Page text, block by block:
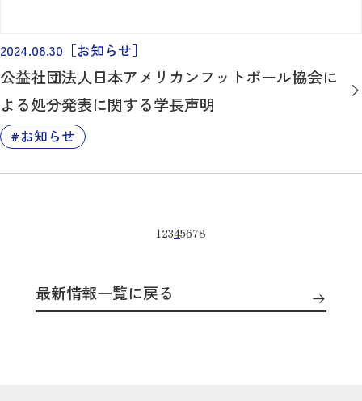
2024.08.30 ［お知らせ］
公益社団法人日本アメリカンフットボール協会に
よる処分発表に関する学長声明
お知らせ
12345678
最新情報一覧に戻る